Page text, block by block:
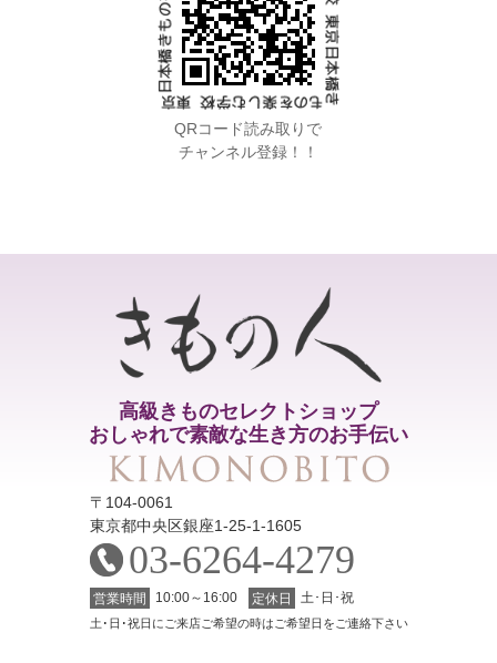
QRコード読み取りで
チャンネル登録！！
高級きものセレクトショップ
おしゃれで素敵な生き方のお手伝い
〒104-0061
東京都中央区銀座1-25-1-1605
03-6264-4279
営業時間 10:00～16:00 定休日 土･日･祝
土･日･祝日にご来店ご希望の時はご希望日をご連絡下さい